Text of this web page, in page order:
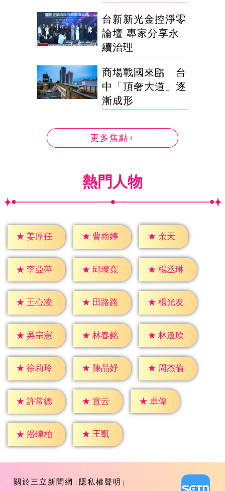
台新新光金控淨零
論壇 專家分享永
續治理
商場戰國來臨 台
中「頂奢大道」逐
漸成形
更多焦點+
熱門人物
★ 姜厚任 ★ 曹雨婷 ★ 余天
★ 李亞萍 ★ 邱瓈寬 ★ 楊丞琳
★ 王心凌 ★ 田路路 ★ 楊光友
★ 吳宗憲 ★ 林春銘 ★ 林逸欣
★ 徐莉玲 ★ 陳品妤 ★ 周杰倫
★ 許常德 ★ 宣云 ★ 卓偉
★ 潘瑋柏 ★ 王凱
關於三立新聞網 隱私權聲明